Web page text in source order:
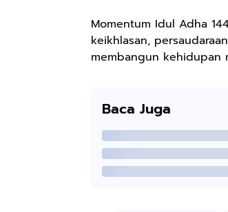
Momentum Idul Adha
keikhlasan,
membangun kehidupan
Baca Juga